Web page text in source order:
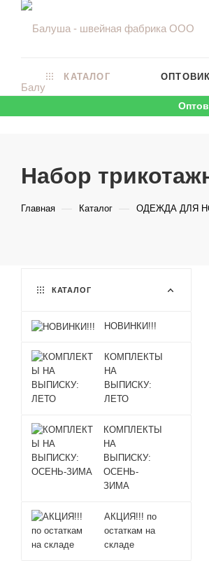
КАТАЛОГ
Набор
Главная — Каталог — ОДЕЖДА ДЛЯ
КАТАЛОГ
НОВИНКИ!!!
КОМПЛЕКТЫ
НА
ВЫПИСКУ:
ЛЕТО
КОМПЛЕКТЫ
НА
ВЫПИСКУ:
ОСЕНЬ-
ЗИМА
АКЦИЯ!!! по
остаткам на
складе